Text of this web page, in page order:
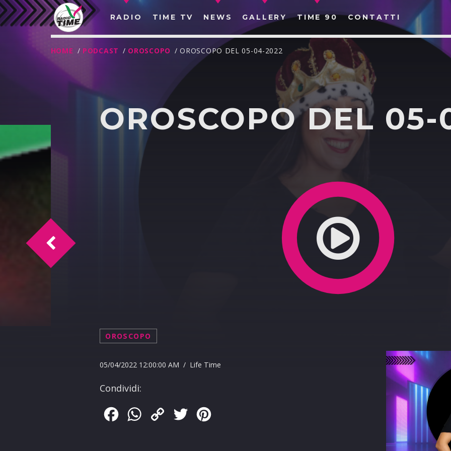
RADIO TIME TV NEWS GALLERY TIME 90 CONTATTI
CERCA NEL SITO WEB:
HOME / PODCAST / OROSCOPO / OROSCOPO DEL 05-04-2022
OROSCOPO DEL
OROSCOPO
05/04/2022 12:00:00 AM / Life Time
Condividi:
FacebookWhatsApp
Copy
Twitter
Happy Birthday Piero Mistretta 05-04-2022